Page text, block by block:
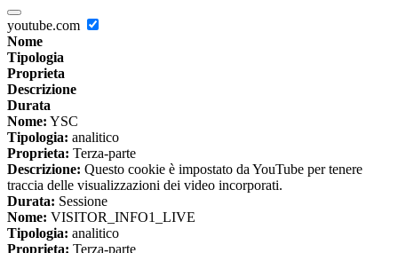
youtube.com
Nome
Tipologia
Proprieta
Descrizione
Durata
Nome: YSC
Tipologia: analitico
Proprieta: Terza-parte
Descrizione: Questo cookie è impostato da YouTube per tenere
traccia delle visualizzazioni dei video incorporati.
Durata: Sessione
Nome: VISITOR_INFO1_LIVE
Tipologia: analitico
Proprieta: Terza-parte